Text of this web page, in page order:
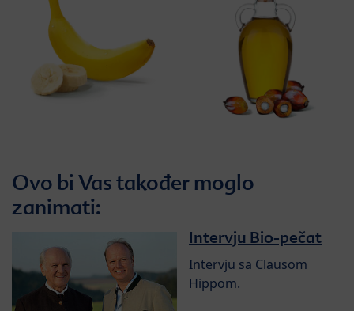
Ovo bi Vas također moglo
zanimati:
Intervju Bio-pečat
Intervju sa Clausom
Hippom.